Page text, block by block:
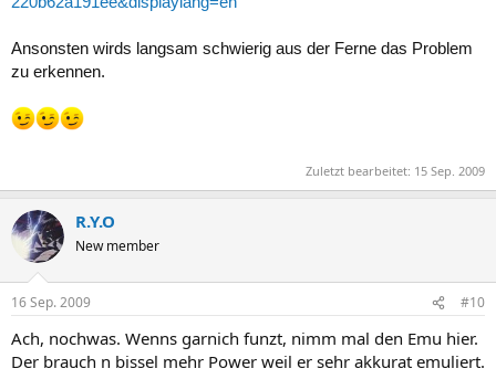
Ansonsten wirds langsam schwierig aus der Ferne das Problem
zu erkennen.
Zuletzt bearbeitet: 15 Sep. 2009
R.Y.O
New member
16 Sep. 2009 #10
Ach, nochwas. Wenns garnich funzt, nimm mal den Emu hier.
Der brauch n bissel mehr Power weil er sehr akkurat emuliert.